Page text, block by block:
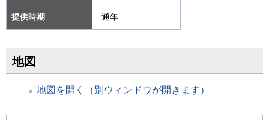
提供時期 通年
地図
地図を開く（別ウィンドウが開きます）